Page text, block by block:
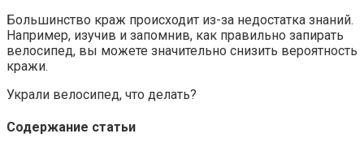
Большинство краж происходит из-за недостатка знаний.
Например, изучив и запомнив, как правильно запирать
велосипед, вы можете значительно снизить вероятность
кражи.
Украли велосипед, что делать?
Содержание статьи